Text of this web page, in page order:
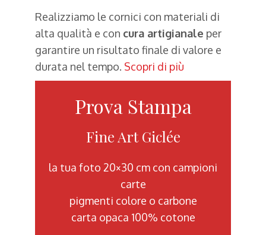
Realizziamo le cornici con materiali di
alta qualità e con cura artigianale per
garantire un risultato finale di valore e
durata nel tempo. Scopri di più
Prova Stampa
Fine Art Giclée
la tua foto 20×30 cm con campioni
carte
pigmenti colore o carbone
carta opaca 100% cotone